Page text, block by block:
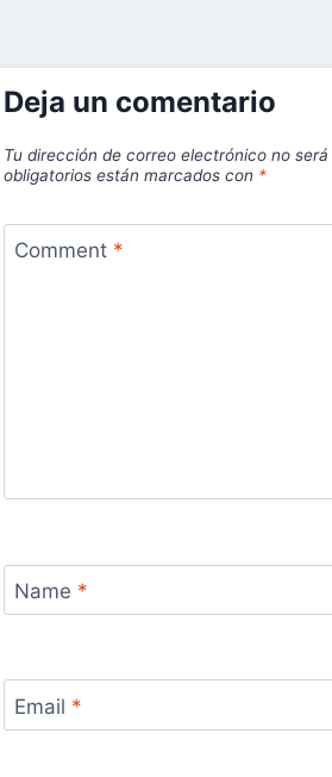
Deja un comentario
Tu dirección de correo electrónico no será
obligatorios están marcados con *
Comment *
Name *
Email *